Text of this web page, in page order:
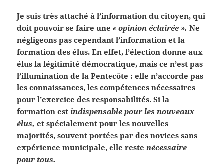
Je suis très attaché à l’information du citoyen, qui
doit pouvoir se faire une « opinion éclairée ».Ne
négligeons pas cependant l’information et la
formation des élus. En effet, l’élection donne aux
élus la légitimité démocratique, mais ce n’est pas
l’illumination de la Pentecôte : elle n’accorde pas
les connaissances, les compétences nécessaires
pour l’exercice des responsabilités. Si la
formation est indispensable pour les nouveaux
élus, et spécialement pour les nouvelles
majorités, souvent portées par des novices sans
expérience municipale, elle restenécessaire
pour tous.